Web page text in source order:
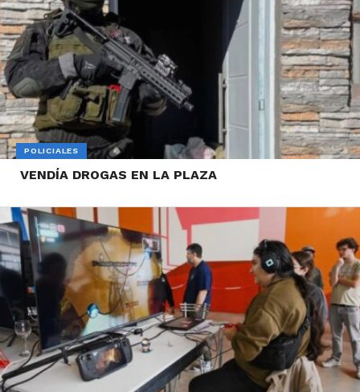
POLICIALES
VENDÍA DROGAS EN LA PLAZA